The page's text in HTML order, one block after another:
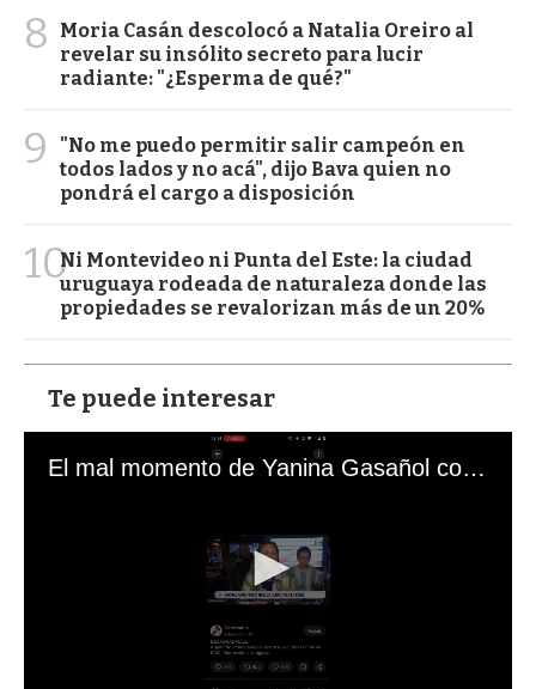
8
Moria Casán descolocó a Natalia Oreiro al
revelar su insólito secreto para lucir
radiante: "¿Esperma de qué?"
9
"No me puedo permitir salir campeón en
todos lados y no acá", dijo Bava quien no
pondrá el cargo a disposición
10Ni Montevideo ni Punta del Este: la ciudad
uruguaya rodeada de naturaleza donde las
propiedades se revalorizan más de un 20%
Te puede interesar
El mal momento de Yanina Gasañol con un hincha argentino en "Subrayado"